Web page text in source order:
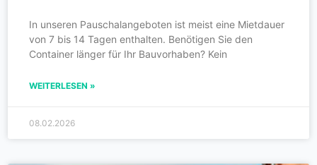
In unseren Pauschalangeboten ist meist eine Mietdauer
von 7 bis 14 Tagen enthalten. Benötigen Sie den
Container länger für Ihr Bauvorhaben? Kein
WEITERLESEN »
08.02.2026